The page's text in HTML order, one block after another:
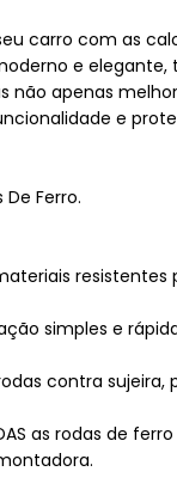
carro com as
e
não apenas
e
De Ferro.
resistentes
simples e
contra sujeira,
as rodas de ferro